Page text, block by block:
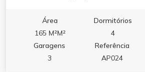
praticidade no dia a dia. A
valoriza a vista para o mar e
toda a família. Ideal para quem
qualidade de vida em frente à praia.
Área
165 M²M²
Dormitórios
4
Garagens
3
Referência
AP024